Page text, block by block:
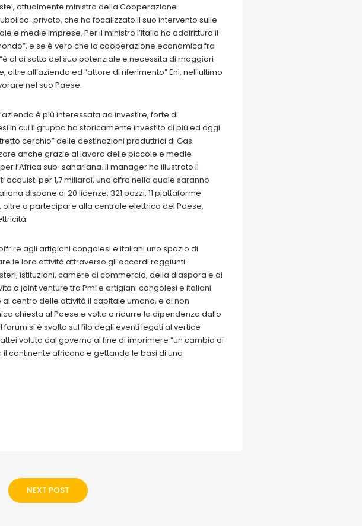
attualmente ministro della Cooperazione
privato, che ha focalizzato il suo intervento sulle
e medie imprese. Per il ministro l’Italia ha addirittura il
e se è vero che la cooperazione economica fra
al di sotto del suo potenziale e necessita di maggiori
all’azienda ed “attore di riferimento” Eni, nell’ultimo
nel suo Paese.
è più interessata ad investire, forte di
in cui il gruppo ha storicamente investito di più ed oggi
cerchio” delle destinazioni produttrici di Gas
anche grazie al lavoro delle piccole e medie
l’Africa sub-sahariana. Il manager ha illustrato il
per 1,7 miliardi, una cifra nella quale saranno
dispone di 20 licenze, 321 pozzi, 11 piattaforme
a partecipare alla centrale elettrica del Paese,
agli artigiani congolesi e italiani uno spazio di
le loro attività attraverso gli accordi raggiunti.
istituzioni, camere di commercio, della diaspora e di
a joint venture tra Pmi e artigiani congolesi e italiani.
centro delle attività il capitale umano, e di non
chiesta al Paese e volta a ridurre la dipendenza dallo
si è svolto sul filo degli eventi legati al vertice
voluto dal governo al fine di imprimere “un cambio di
continente africano e gettando le basi di una
NEXT POST